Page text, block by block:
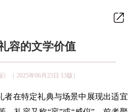
容的文学价值
》（ 2025年06月23日 13版）
在特定礼典与场景中展现出适宜